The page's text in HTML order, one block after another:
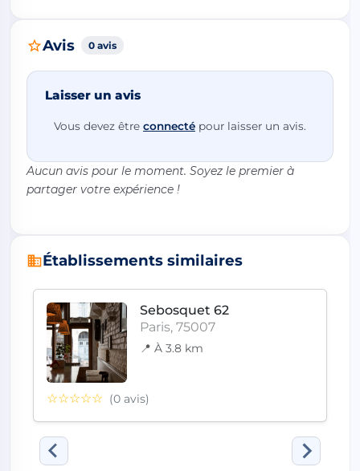
Avis 0 avis
Laisser un avis
Vous devez être connecté pour laisser un avis.
Aucun avis pour le moment. Soyez le premier à
partager votre expérience !
Établissements similaires
Sebosquet 62
Paris, 75007
📍 À 3.8 km
☆☆☆☆☆ (0 avis)